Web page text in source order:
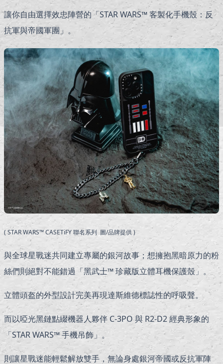
讓你自由選擇效忠陣營的「STAR WARS™ 客製化手機殼：反
抗軍與帝國軍團」。
( STAR WARS™ CASETiFY 聯名系列 圖/品牌提供 )
與全球星戰迷共同建立專屬的銀河故事；想擁抱黑暗原力的粉
絲們則絕對不能錯過「黑武士™ 珍藏版立體耳機保護殼」。
立體頭盔的外型設計完美再現達斯維德標誌性的呼吸聲。
而以啞光黑鏈點綴機器人夥伴 C-3PO 與 R2-D2 經典形象的
「STAR WARS™ 手機吊飾」。
則讓星戰迷能輕鬆解放雙手，無論身處銀河帝國或反抗軍陣